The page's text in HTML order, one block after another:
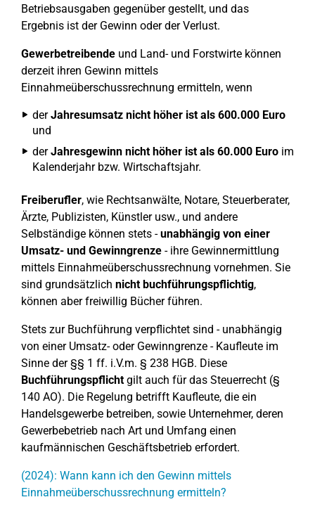
Betriebsausgaben gegenüber gestellt, und das
Ergebnis ist der Gewinn oder der Verlust.
Gewerbetreibende und Land- und Forstwirte können
derzeit ihren Gewinn mittels
Einnahmeüberschussrechnung ermitteln, wenn
derJahresumsatz nicht höher ist als 600.000 Euro
und
derJahresgewinn nicht höher ist als 60.000 Euro im
Kalenderjahr bzw. Wirtschaftsjahr.
Freiberufler, wie Rechtsanwälte, Notare, Steuerberater,
Ärzte, Publizisten, Künstler usw., und andere
Selbständige können stets -unabhängig von einer
Umsatz- und Gewinngrenze - ihre Gewinnermittlung
mittels Einnahmeüberschussrechnung vornehmen. Sie
sind grundsätzlich nicht buchführungspflichtig,
können aber freiwillig Bücher führen.
Stets zur Buchführung verpflichtet sind - unabhängig
von einer Umsatz- oder Gewinngrenze - Kaufleute im
Sinne der §§ 1 ff. i.V.m. § 238 HGB. Diese
Buchführungspflichtgilt auch für das Steuerrecht (§
140 AO). Die Regelung betrifft Kaufleute, die ein
Handelsgewerbe betreiben, sowie Unternehmer, deren
Gewerbebetrieb nach Art und Umfang einen
kaufmännischen Geschäftsbetrieb erfordert.
(2024): Wann kann ich den Gewinn mittels
Einnahmeüberschussrechnung ermitteln?